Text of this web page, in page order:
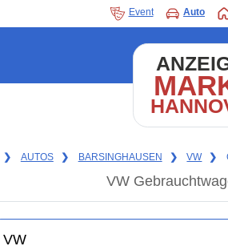
Event Auto
❯ AUTOS ❯ BARSINGHAUSEN ❯ VW ❯
VW